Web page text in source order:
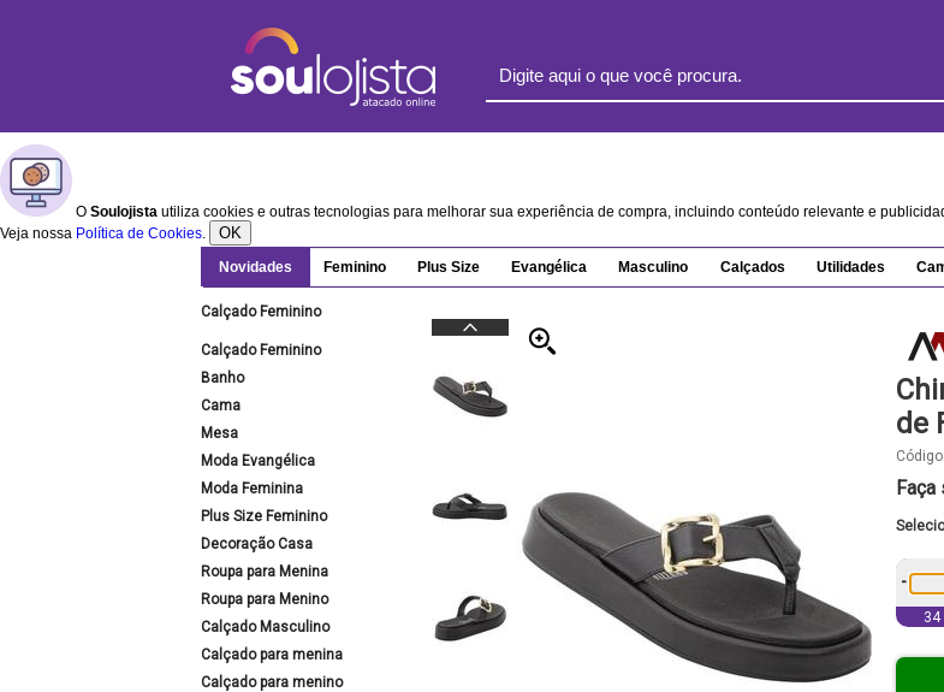
O Soulojista utiliza cookies e outras tecnologias para melhorar sua experiência de compra, incluindo conteúdo relevante e
Veja nossa Política de Cookies. OK
Novidades Feminino Plus Size Evangélica Masculino Calçados Utilidades
Calçado Feminino
Calçado Feminino
Banho
Cama
Mesa
Moda Evangélica
Moda Feminina
Plus Size Feminino
Decoração Casa
Roupa para Menina
Roupa para Menino
Calçado Masculino
Calçado para menina
Calçado para menino
de
Código:
-
34